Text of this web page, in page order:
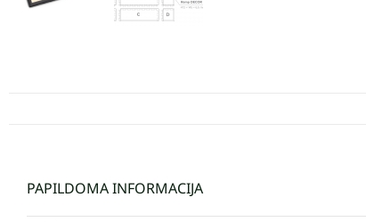
PAPILDOMA INFORMACIJA